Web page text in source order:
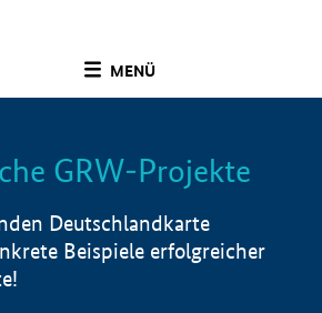
MENÜ
Info
GRW-Projekte
Deutschlandkarte
Beispiele erfolgreicher